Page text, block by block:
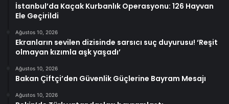
İstanbul’da Kaçak Kurbanlık Operasyonu: 126 Hayvan
Ele Geçirildi
Ağustos 10, 2026
Ekranların sevilen dizisinde sarsıcı suç duyurusu! ‘Reşit
olmayan kızımla aşk yaşadı’
Ağustos 10, 2026
Bakan Çiftçi’den Güvenlik Güçlerine Bayram Mesajı
Ağustos 10, 2026